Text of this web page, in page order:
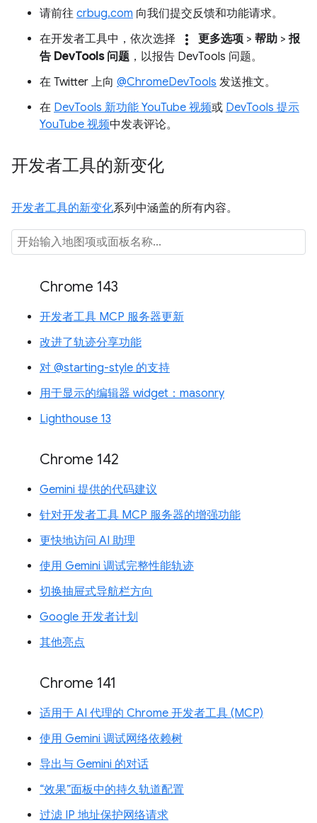
请前往 crbug.com 向我们提交反馈和功能请求。
在开发者工具中，依次选择
more_vert 更多选项 > 帮助 > 报
告 DevTools 问题 ，以报告 DevTools 问题。
在 Twitter 上向 @ChromeDevTools 发送推文。
在 DevTools 新功能 YouTube 视频或 DevTools 提示
YouTube 视频中发表评论。
开发者工具的新变化
开发者工具的新变化系列中涵盖的所有内容。
Chrome 143
开发者工具 MCP 服务器更新
改进了轨迹分享功能
对 @starting-style 的支持
用于显示的编辑器 widget：masonry
Lighthouse 13
Chrome 142
Gemini 提供的代码建议
针对开发者工具 MCP 服务器的增强功能
更快地访问 AI 助理
使用 Gemini 调试完整性能轨迹
切换抽屉式导航栏方向
Google 开发者计划
其他亮点
Chrome 141
适用于 AI 代理的 Chrome 开发者工具 (MCP)
使用 Gemini 调试网络依赖树
导出与 Gemini 的对话
“效果”面板中的持久轨道配置
过滤 IP 地址保护网络请求